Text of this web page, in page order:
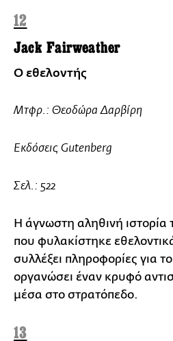
12
Jack Fairweather
Ο εθελοντής
Μτφρ.: Θεοδώρα Δαρβίρη
Εκδόσεις Gutenberg
Σελ.: 522
Η άγνωστη αληθινή ιστορία
που φυλακίστηκε
συλλέξει πληροφορίες για
οργανώσει έναν κρυφό
μέσα στο στρατόπεδο.
13